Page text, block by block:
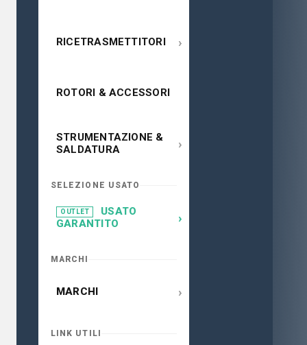
RICETRASMETTITORI ›
ROTORI & ACCESSORI
STRUMENTAZIONE &
SALDATURA
›
SELEZIONE USATO
OUTLET
USATO
GARANTITO
›
MARCHI
MARCHI ›
LINK UTILI